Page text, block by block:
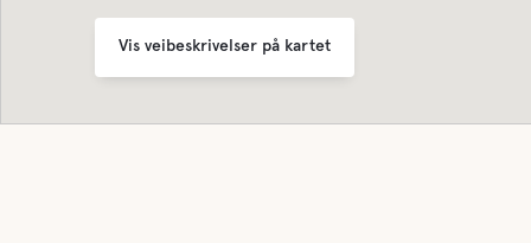
Vis veibeskrivelser på kartet